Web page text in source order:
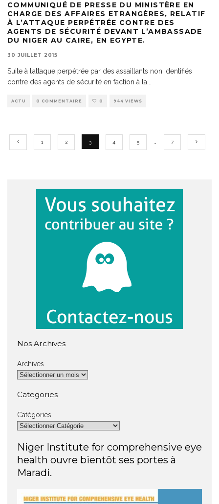
COMMUNIQUÉ DE PRESSE DU MINISTÈRE EN
CHARGE DES AFFAIRES ETRANGÈRES, RELATIF
À L’ATTAQUE PERPÉTRÉE CONTRE DES
AGENTS DE SÉCURITÉ DEVANT L’AMBASSADE
DU NIGER AU CAIRE, EN EGYPTE.
30 JUILLET 2015
Suite à l’attaque perpétrée par des assaillants non identifiés
contre des agents de sécurité en faction à la
ACTU 0 COMMENTAIRE 0 944 VIEWS
1 2 3 4 5 7
Nos Archives
Archives
Categories
Catégories
Niger Institute for comprehensive eye
health ouvre bientôt ses portes à
Maradi.